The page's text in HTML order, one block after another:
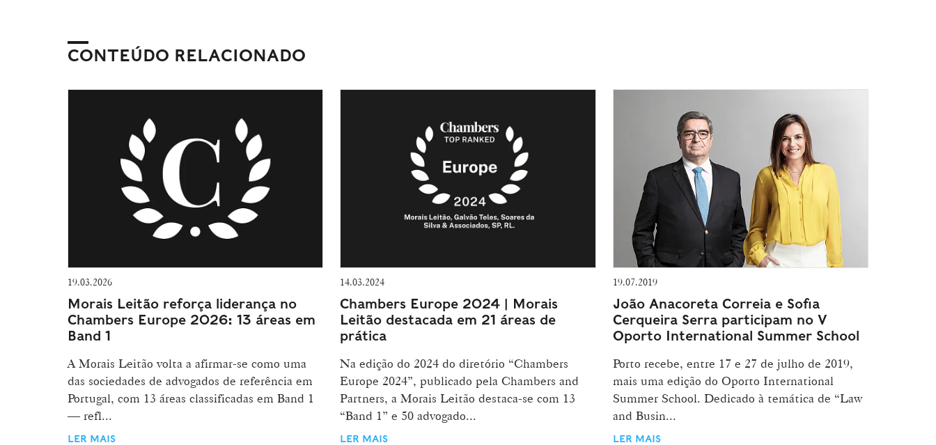
CONTEÚDO RELACIONADO
19.03.2026
Morais Leitão reforça liderança no
Chambers Europe 2026: 13 áreas em
Band 1
A Morais Leitão volta a afirmar-se como uma
das sociedades de advogados de referência em
Portugal, com 13 áreas classificadas em Band 1
— refl...
LER MAIS
14.03.2024
Chambers Europe 2024 | Morais
Leitão destacada em 21 áreas de
prática
Na edição do 2024 do diretório “Chambers
Europe 2024”, publicado pela Chambers and
Partners, a Morais Leitão destaca-se com 13
“Band 1” e 50 advogado...
LER MAIS
19.07.2019
João Anacoreta Correia e Sofia
Cerqueira Serra participam no V
Oporto International Summer School
Porto recebe, entre 17 e 27 de julho de 2019,
mais uma edição do Oporto International
Summer School. Dedicado à temática de “Law
and Busin...
LER MAIS